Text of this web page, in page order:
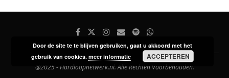
@2025 - Hardloopnetwerk.nl. Alle Rechten Voorbehouden.
Door de site te te blijven gebruiken, gaat u akkoord met het
gebruik van cookies.meer informatie ACCEPTEREN